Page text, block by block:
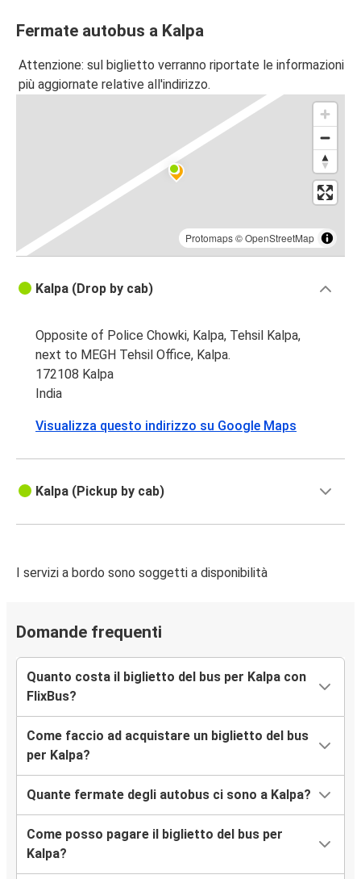
Fermate autobus a Kalpa
Attenzione: sul biglietto verranno riportate le informazioni
più aggiornate relative all'indirizzo.
Protomaps©OpenStreetMap
Kalpa (Drop by cab)
Opposite of Police Chowki, Kalpa, Tehsil Kalpa,
next to MEGH Tehsil Office, Kalpa.
172108 Kalpa
India
Visualizza questo indirizzo su Google Maps
Kalpa (Pickup by cab)
I servizi a bordo sono soggetti a disponibilità
Domande frequenti
Quanto costa il biglietto del bus per Kalpa con
FlixBus?
Come faccio ad acquistare un biglietto del bus
per Kalpa?
Quante fermate degli autobus ci sono a Kalpa?
Come posso pagare il biglietto del bus per
Kalpa?